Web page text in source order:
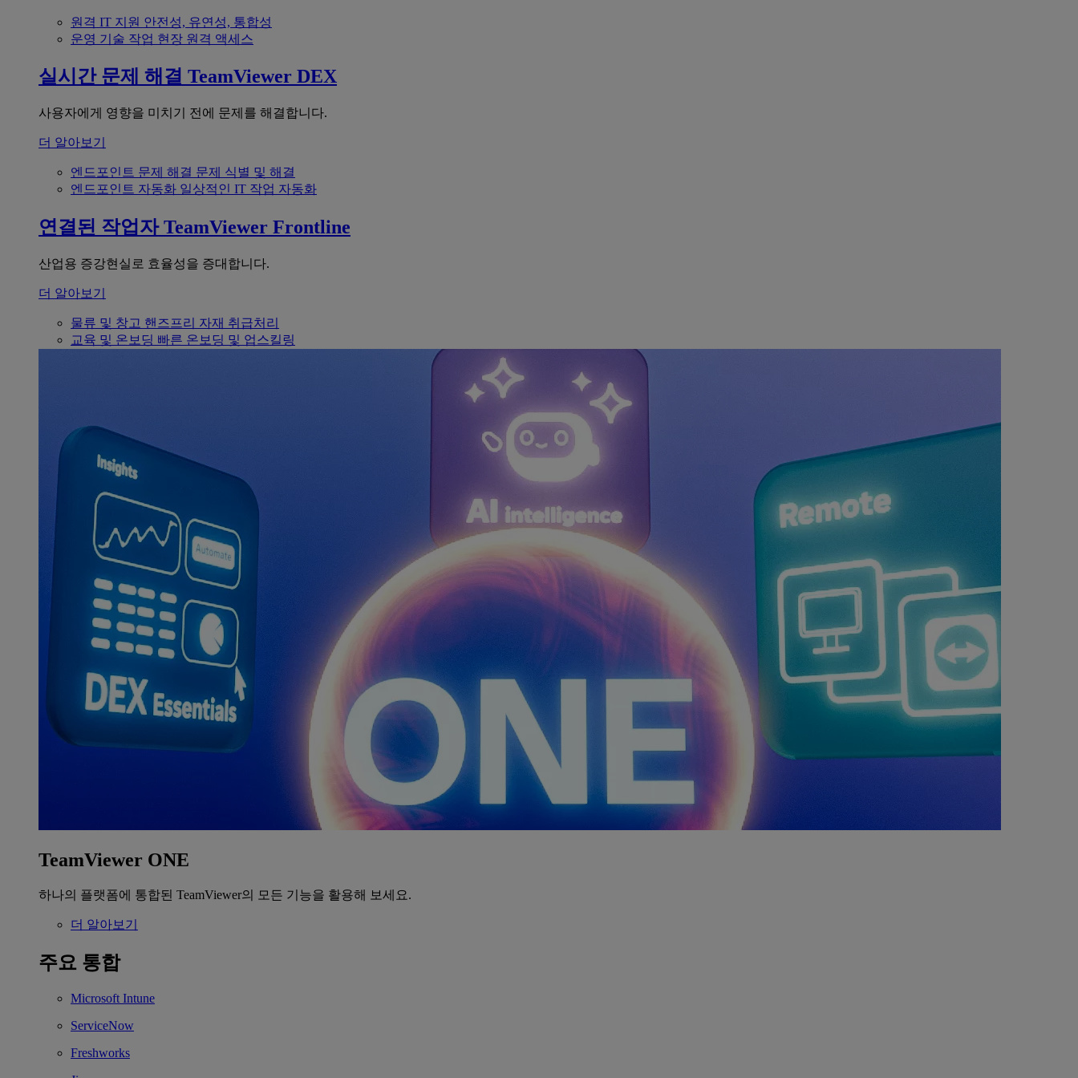
원격 IT 지원 안전성, 유연성, 통합성
운영 기술 작업 현장 원격 액세스
실시간 문제 해결 TeamViewer DEX
사용자에게 영향을 미치기 전에 문제를 해결합니다.
더 알아보기
엔드포인트 문제 해결 문제 식별 및 해결
엔드포인트 자동화 일상적인 IT 작업 자동화
연결된 작업자 TeamViewer Frontline
산업용 증강현실로 효율성을 증대합니다.
더 알아보기
물류 및 창고 핸즈프리 자재 취급처리
교육 및 온보딩 빠른 온보딩 및 업스킬링
TeamViewer ONE
하나의 플랫폼에 통합된 TeamViewer의 모든 기능을 활용해 보세요.
더 알아보기
주요 통합
Microsoft Intune
ServiceNow
Freshworks